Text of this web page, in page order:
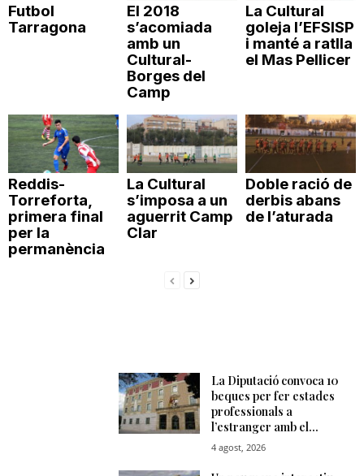
Futbol
Tarragona
El 2018
s’acomiada
amb un
Cultural-
Borges del
Camp
La Cultural
goleja l’EFSISP
i manté a ratlla
el Mas Pellicer
Reddis-
Torreforta,
primera final
per la
permanència
La Cultural
s’imposa a un
aguerrit Camp
Clar
Doble ració de
derbis abans
de l’aturada